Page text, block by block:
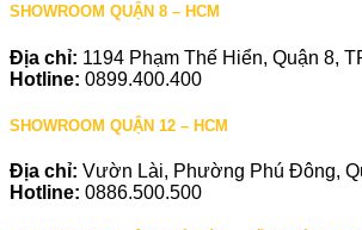
SHOWROOM QUẬN 8 – HCM
Địa chỉ: 1194 Phạm Thế Hiển, Quận 8,
Hotline: 0899.400.400
SHOWROOM QUẬN 12 – HCM
Địa chỉ: Vườn Lài, Phường Phú Đông,
Hotline: 0886.500.500